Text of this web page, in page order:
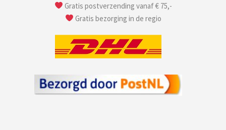
Gratis postverzending vanaf € 75,-
Gratis bezorging in de regio